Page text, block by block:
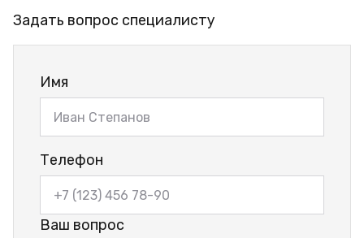
Задать вопрос специалисту
Имя
Телефон
Ваш вопрос